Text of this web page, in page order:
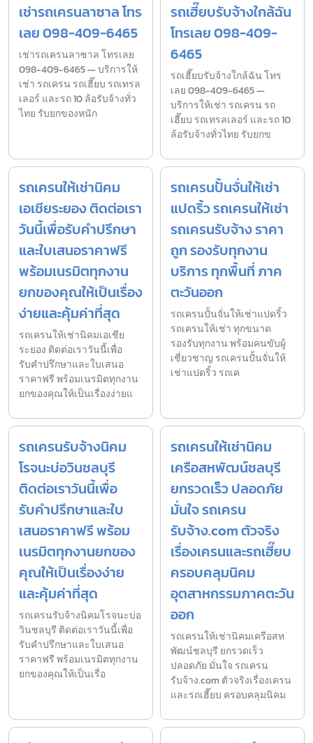
เช่ารถเครนลาซาล โทร
เลย 098-409-6465
เช่ารถเครนลาซาล โทรเลย
098-409-6465 — บริการให้
เช่า รถเครน รถเฮี๊ยบ รถเทรล
เลอร์ และรถ 10 ล้อรับจ้างทั่ว
ไทย รับยกของหนัก
รถเฮี๊ยบรับจ้างใกล้ฉัน
โทรเลย 098-409-
6465
รถเฮี๊ยบรับจ้างใกล้ฉัน โทร
เลย 098-409-6465 —
บริการให้เช่า รถเครน รถ
เฮี๊ยบ รถเทรลเลอร์ และรถ 10
ล้อรับจ้างทั่วไทย รับยกข
รถเครนให้เช่านิคม
เอเชียระยอง ติดต่อเรา
วันนี้เพื่อรับคำปรึกษา
และใบเสนอราคาฟรี
พร้อมเนรมิตทุกงาน
ยกของคุณให้เป็นเรื่อง
ง่ายและคุ้มค่าที่สุด
รถเครนให้เช่านิคมเอเชีย
ระยอง ติดต่อเราวันนี้เพื่อ
รับคำปรึกษาและใบเสนอ
ราคาฟรี พร้อมเนรมิตทุกงาน
ยกของคุณให้เป็นเรื่องง่ายแ
รถเครนปั้นจั่นให้เช่า
แปดริ้ว รถเครนให้เช่า
รถเครนรับจ้าง ราคา
ถูก รองรับทุกงาน
บริการ ทุกพื้นที่ ภาค
ตะวันออก
รถเครนปั้นจั่นให้เช่าแปดริ้ว
รถเครนให้เช่า ทุกขนาด
รองรับทุกงาน พร้อมคนขับผู้
เชี่ยวชาญ รถเครนปั้นจั่นให้
เช่าแปดริ้ว รถเค
รถเครนรับจ้างนิคม
โรจนะบ่อวินชลบุรี
ติดต่อเราวันนี้เพื่อ
รับคำปรึกษาและใบ
เสนอราคาฟรี พร้อม
เนรมิตทุกงานยกของ
คุณให้เป็นเรื่องง่าย
และคุ้มค่าที่สุด
รถเครนรับจ้างนิคมโรจนะบ่อ
วินชลบุรี ติดต่อเราวันนี้เพื่อ
รับคำปรึกษาและใบเสนอ
ราคาฟรี พร้อมเนรมิตทุกงาน
ยกของคุณให้เป็นเรื่อ
รถเครนให้เช่านิคม
เครือสหพัฒน์ชลบุรี
ยกรวดเร็ว ปลอดภัย
มั่นใจ รถเครน
รับจ้าง.com ตัวจริง
เรื่องเครนและรถเฮี๊ยบ
ครอบคลุมนิคม
อุตสาหกรรมภาคตะวัน
ออก
รถเครนให้เช่านิคมเครือสห
พัฒน์ชลบุรี ยกรวดเร็ว
ปลอดภัย มั่นใจ รถเครน
รับจ้าง.com ตัวจริงเรื่องเครน
และรถเฮี๊ยบ ครอบคลุมนิคม